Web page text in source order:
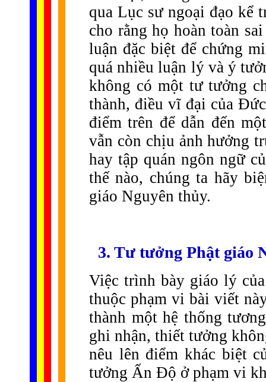
qua Lục sư ngoại đạo kể
cho rằng họ hoàn toàn
luận đặc biệt để chứng
quá nhiều luận lý và ý
không có một tư tưởng
thành, điều vĩ đại của
điểm trên để dẫn đến
vẫn còn chịu ảnh hưởng
hay tập quán ngôn ngữ
thế nào, chúng ta hãy
giáo Nguyên thủy.
3. Tư tưởng Phật giáo
Việc trình bày giáo lý
thuộc phạm vi bài viết
thành một hệ thống
ghi nhận, thiết tưởng
nêu lên điểm khác biệt
tưởng Ấn Độ ở phạm vi